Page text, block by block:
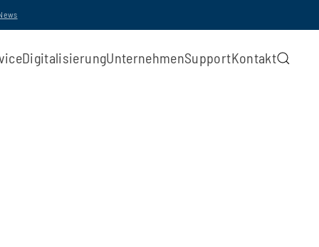
DigitalisierungUnternehmenSupportKontakt